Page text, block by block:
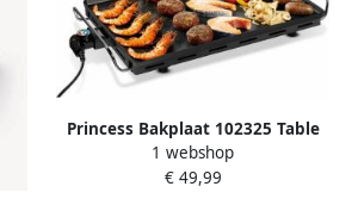
Princess Bakplaat 102325 Table
Chef Classic Grillplaat Gourmet
60x36 cm 2500W 2 meter snoer
1 webshop
€ 49,99